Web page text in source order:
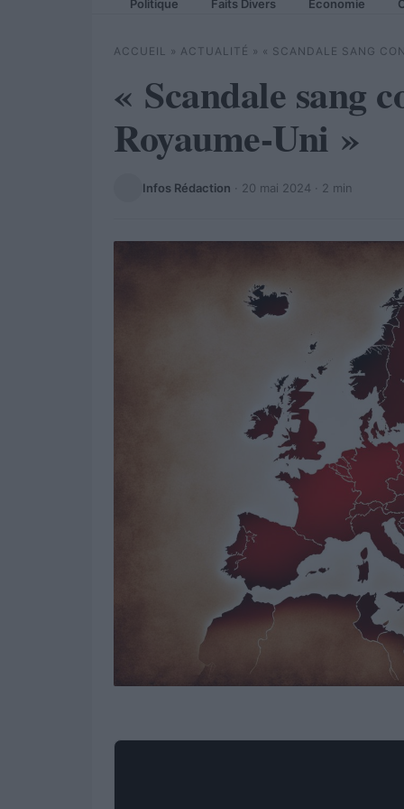
Politique Faits Divers Economie
ACCUEIL » ACTUALITÉ » « SCANDALE SANG
« Scandale sang
Royaume-Uni »
Infos Rédaction · 20 mai 2024 · 2 min